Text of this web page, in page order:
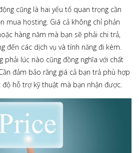
cũng là hai yếu tố quan trọng cần
mua hosting. Giá cả không chỉ phản
hàng năm mà bạn sẽ phải chi trả,
đến các dịch vụ và tính năng đi kèm.
phải lúc nào cũng đồng nghĩa với chất
đảm bảo rằng giá cả bạn trả phù hợp
hỗ trợ kỹ thuật mà bạn nhận được.